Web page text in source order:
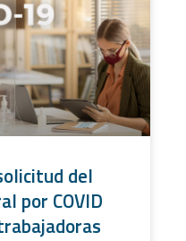
del
por COVID